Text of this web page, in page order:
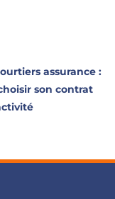
assurance :
son contrat